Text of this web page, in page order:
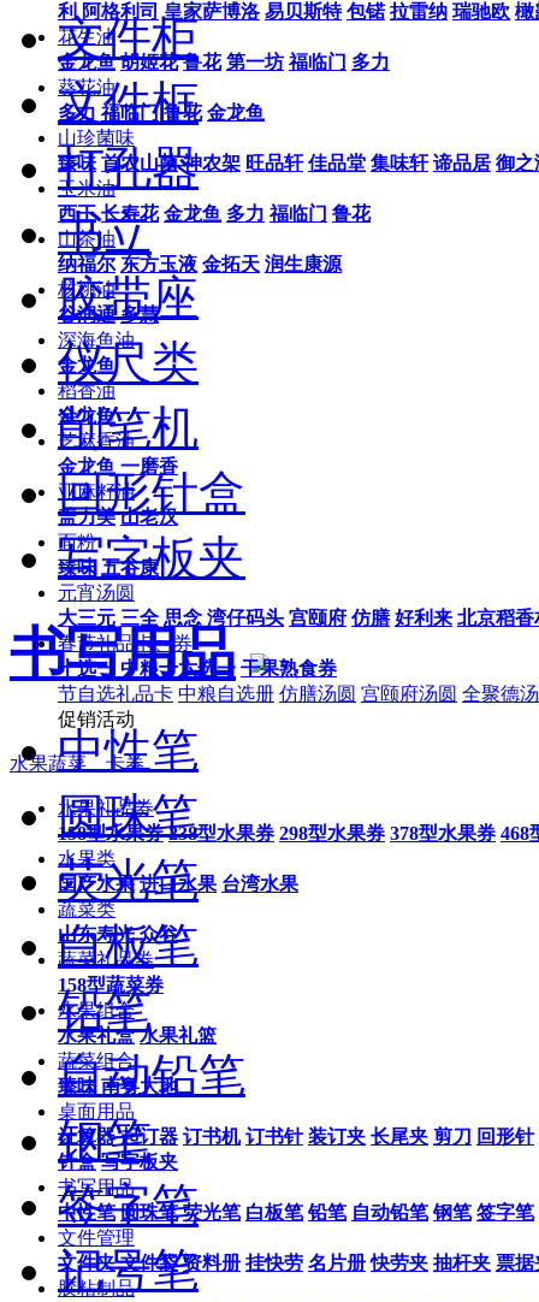
利 阿格利司 皇家萨博洛 易贝斯特 包锘 拉雷纳 瑞驰欧 橄
花生油
金龙鱼 胡姬花 鲁花 第一坊 福临门 多力
葵花油
多力 福临门 鲁花 金龙鱼
山珍菌味
臻味 首农山菌 神农架 旺品轩 佳品堂 集味轩 谛品居 御之
玉米油
西王 长寿花 金龙鱼 多力 福临门 鲁花
山茶油
纳福尔 东方玉液 金拓天 润生康源
核桃油
谷润通 多慧
深海鱼油
金龙鱼
稻香油
金龙鱼
芝麻香油
金龙鱼 一磨香
亚麻籽油
盖力美 山老汉
面粉
臻味 五谷康
元宵汤圆
大三元 三全 思念 湾仔码头 宫颐府 仿膳 好利来 北京稻香
春节礼品卡、券
十选一 中粮十六选一 干果熟食券
节自选礼品卡 中粮自选册 仿膳汤圆 宫颐府汤圆 全聚德
促销活动
水果蔬菜、卡券
水果礼品券
158型水果券 238型水果券 298型水果券 378型水果券 468
水果类
国产水果 进口水果 台湾水果
蔬菜类
山东寿光 众谷
蔬菜礼品券
158型蔬菜券
水果组合
水果礼盒 水果礼篮
蔬菜组合
臻味 南粤大地
桌面用品
计算器 起订器 订书机 订书针 装订夹 长尾夹 剪刀 回形针
针盒 写字板夹
书写用品
中性笔 圆珠笔 荧光笔 白板笔 铅笔 自动铅笔 钢笔 签字笔
文件管理
文件夹 文件袋 资料册 挂快劳 名片册 快劳夹 抽杆夹 票据
胶粘制品
文件柜
文件框
打孔器
书立
胶带座
仪尺类
削笔机
回形针盒
写字板夹
书写用品
中性笔
圆珠笔
荧光笔
白板笔
铅笔
自动铅笔
钢笔
签字笔
记号笔